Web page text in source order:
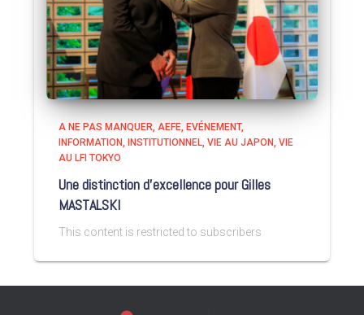
A NE PAS MANQUER AEFE EVÉNEMENT
INFORMATION
INSTITUTIONNEL VIE AU JAPON VIE
AU LFI TOKYO
Une distinction d’excellence pour Gilles
MASTALSKI
This content is restricted to subscribers